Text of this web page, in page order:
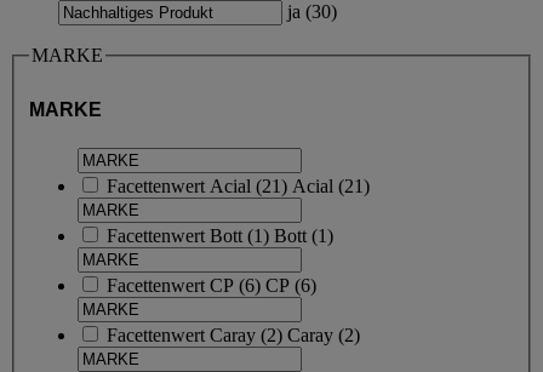
ja (30)
MARKE
MARKE
Facettenwert Acial (21) Acial (21)
Facettenwert Bott (1) Bott (1)
Facettenwert CP (6) CP (6)
Facettenwert Caray (2) Caray (2)